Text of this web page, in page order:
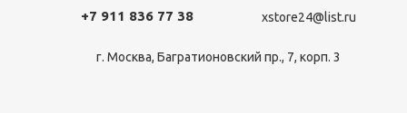
+7 911 836 77 38 xstore24@list.ru
г. Москва, Багратионовский пр., 7, корп. 3